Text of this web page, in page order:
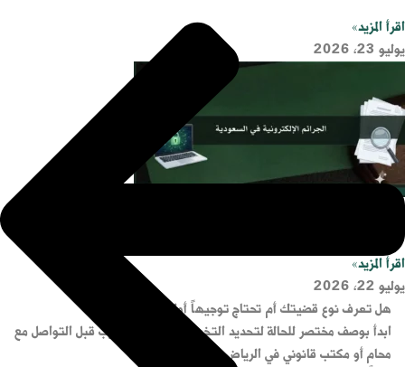
اقرأ المزيد»
يوليو 23, 2026
اقرأ المزيد»
يوليو 22, 2026
هل تعرف نوع قضيتك أم تحتاج توجيهاً أولياً؟
ابدأ بوصف مختصر للحالة لتحديد التخصص القانوني الأقرب قبل التواصل مع
محامٍ أو مكتب قانوني في الرياض.